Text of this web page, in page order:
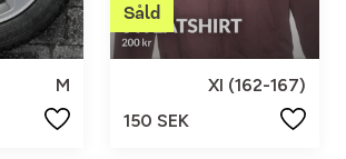
M
Xl (162-167)
150 SEK